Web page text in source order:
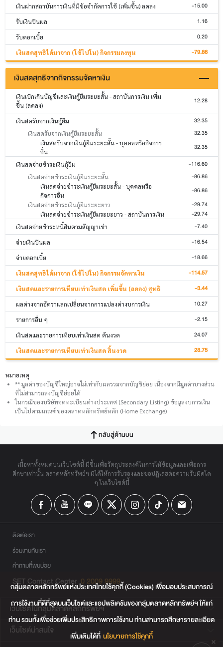
เงินฝากสถาบันการเงินที่มีข้อจำกัดการใช้ (เพิ่มขึ้น) ลดลง -15.00
รับเงินปันผล 1.16
รับดอกเบี้ย 0.20
เงินสดสุทธิได้มาจาก (ใช้ไปใน) กิจกรรมลงทุน -79.86
เงินสดสุทธิจากกิจกรรมจัดหาเงิน
เงินเบิกเกินบัญชีและเงินกู้ยืมระยะสั้น - สถาบันการเงิน เพิ่ม
ขึ้น (ลดลง)
12.28
เงินสดรับจากเงินกู้ยืม 32.35
เงินสดรับจากเงินกู้ยืมระยะสั้น 32.35
เงินสดรับจากเงินกู้ยืมระยะสั้น - บุคคลหรือกิจการ
อื่น
32.35
เงินสดจ่ายชำระเงินกู้ยืม -116.60
เงินสดจ่ายชำระเงินกู้ยืมระยะสั้น -86.86
เงินสดจ่ายชำระเงินกู้ยืมระยะสั้น - บุคคลหรือ
กิจการอื่น
-86.86
เงินสดจ่ายชำระเงินกู้ยืมระยะยาว -29.74
เงินสดจ่ายชำระเงินกู้ยืมระยะยาว - สถาบันการเงิน -29.74
เงินสดจ่ายชำระหนี้สินตามสัญญาเช่า -7.40
จ่ายเงินปันผล -16.54
จ่ายดอกเบี้ย -18.66
เงินสดสุทธิได้มาจาก (ใช้ไปใน) กิจกรรมจัดหาเงิน -114.57
เงินสดและรายการเทียบเท่าเงินสด เพิ่มขึ้น (ลดลง) สุทธิ -3.44
ผลต่างจากอัตราแลกเปลี่ยนจากการแปลงค่างบการเงิน 10.27
รายการอื่น ๆ -2.15
เงินสดและรายการเทียบเท่าเงินสด ต้นงวด 24.07
เงินสดและรายการเทียบเท่าเงินสด สิ้นงวด 28.75
หมายเหตุ
** มูลค่าของบัญชีใหญ่อาจไม่เท่ากับผลรวมจากบัญชีย่อย เนื่องจากมีมูลค่าบางส่วน
ที่ไม่สามารถลงบัญชีย่อยได้
ในกรณีของบริษัทจดทะเบียนต่างประเทศ (Secondary Listing) ข้อมูลงบการเงิน
เป็นไปตามเกณฑ์ของตลาดหลักทรัพย์หลัก (Home Exchange)
กลับสู่ด้านบน
เนื้อหาทั้งหมดบนเว็บไซต์นี้ มีขึ้นเพื่อวัตถุประสงค์ในการให้ข้อมูลและเพื่อการ
ศึกษาเท่านั้น ตลาดหลักทรัพย์ฯ มิได้ให้การรับรองและขอปฏิเสธต่อความรับผิดใด
ๆ ในเว็บไซต์นี้
ติดต่อเรา
ร่วมงานกับเรา
คำถามที่พบบ่อย
SET Contact Center 0 2009 9999
เว็บไซต์ในกลุ่มตลาดหลักทรัพย์ฯ
เว็บไซต์น่าสนใจ
กลุ่มตลาดหลักทรัพย์แห่งประเทศไทยใช้คุกกี้ (Cookies) เพื่อมอบประสบการณ์
การใช้งานที่ดีที่สุดบนเว็บไซต์และแอปพลิเคชันของกลุ่มตลาดหลักทรัพย์ฯ ให้แก่
ท่าน รวมทั้งเพื่อช่วยเพิ่มประสิทธิภาพการใช้งาน ท่านสามารถศึกษารายละเอียด
เพิ่มเติมได้ที่ นโยบายการใช้คุกกี้